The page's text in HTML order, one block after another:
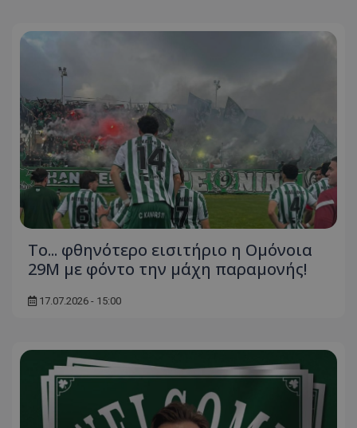
Το... φθηνότερο εισιτήριο η Ομόνοια
29Μ με φόντο την μάχη παραμονής!
17.07.2026 - 15:00